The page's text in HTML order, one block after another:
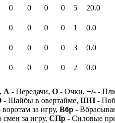
0 0 0 0 5 20.0
0 0 0 0 1 0.0
0 0 0 0 3 0.0
0 0 0 0 2 0.0
А - Передачи, О - Очки, +/- -
- Шайбы в овертайме, ШП -
за игру, Вбр -
за игру, СПр - Силовые